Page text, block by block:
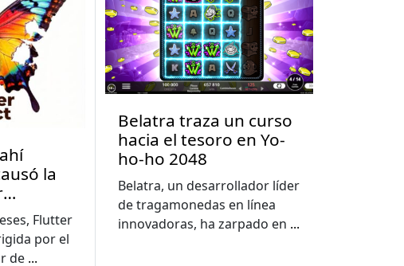
la
Flutter
por el
de ...
Belatra traza un curso
hacia el tesoro en Yo-
ho-ho 2048
Belatra, un desarrollador líder
de tragamonedas en línea
innovadoras, ha zarpado en ...